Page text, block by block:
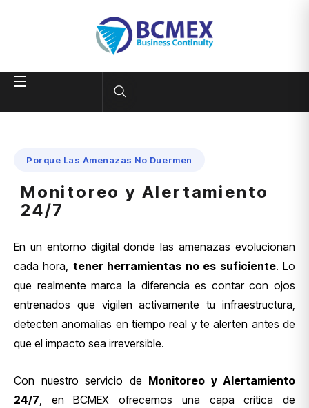
Porque Las Amenazas No Duermen
Monitoreo y Alertamiento
24/7
En un entorno digital donde las amenazas evolucionan
cada hora, tener herramientas no es suficiente. Lo
que realmente marca la diferencia es contar con ojos
entrenados que vigilen activamente tu infraestructura,
detecten anomalías en tiempo real y te alerten antes de
que el impacto sea irreversible.
Con nuestro servicio de Monitoreo y Alertamiento
24/7 , en BCMEX ofrecemos una capa crítica de